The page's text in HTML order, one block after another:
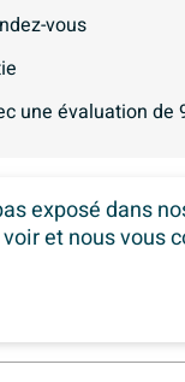
vous
une évaluation de
exposé dans
et nous vous